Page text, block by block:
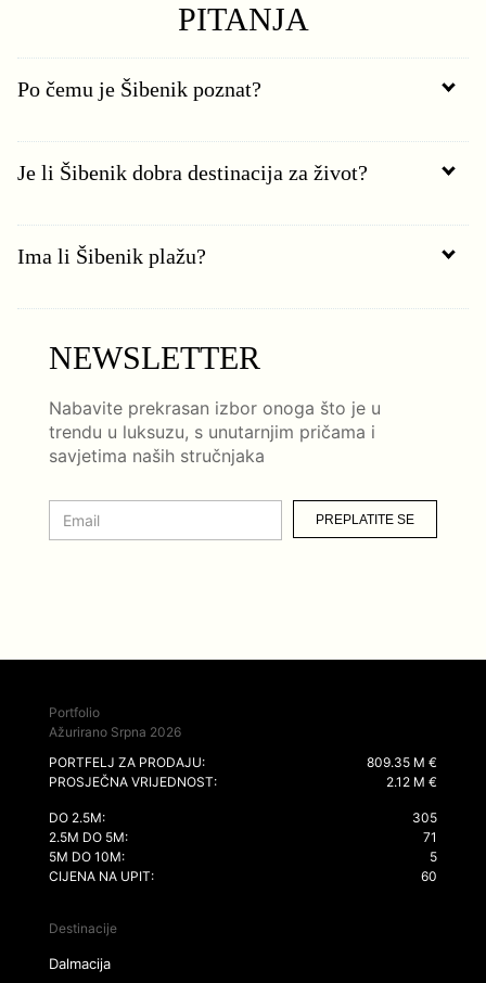
PITANJA
Po čemu je Šibenik poznat?
Je li Šibenik dobra destinacija za život?
Ima li Šibenik plažu?
NEWSLETTER
Nabavite prekrasan izbor onoga što je u
trendu u luksuzu, s unutarnjim pričama i
savjetima naših stručnjaka
PREPLATITE SE
Portfolio
Ažurirano Srpna 2026
PORTFELJ ZA PRODAJU:
809.35 M €
PROSJEČNA VRIJEDNOST:
2.12 M €
DO 2.5M:
305
2.5M DO 5M:
71
5M DO 10M:
5
CIJENA NA UPIT:
60
Destinacije
Dalmacija